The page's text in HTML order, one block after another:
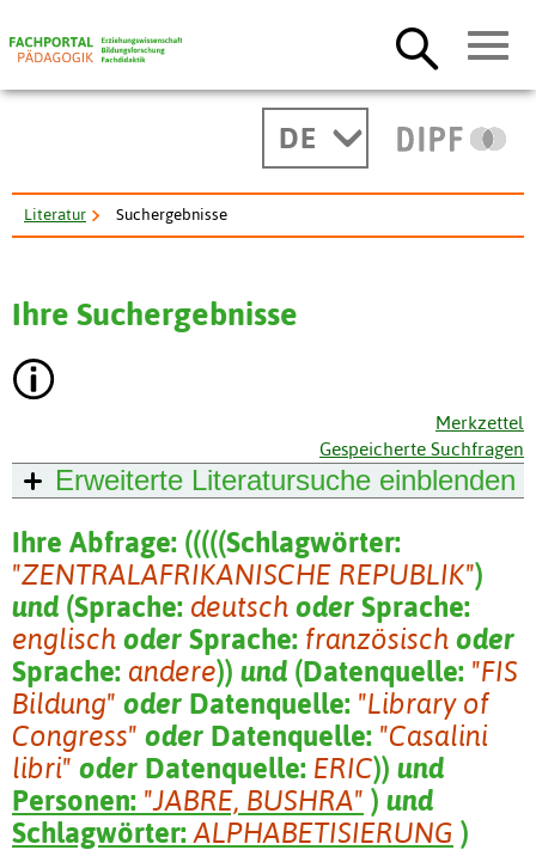
DE
Literatur Suchergebnisse
Ihre Suchergebnisse
Merkzettel
Gespeicherte Suchfragen
Erweiterte Literatursuche einblenden
Ihre Abfrage: (((((Schlagwörter:
"ZENTRALAFRIKANISCHE REPUBLIK")
und (Sprache: deutsch oder Sprache:
englisch oder Sprache: französisch oder
Sprache: andere)) und (Datenquelle: "FIS
Bildung" oder Datenquelle: "Library of
Congress" oder Datenquelle: "Casalini
libri" oder Datenquelle: ERIC)) und
Personen: "JABRE, BUSHRA" ) und
Schlagwörter: ALPHABETISIERUNG )